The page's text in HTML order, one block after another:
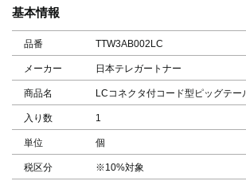
基本情報
品番 TTW3AB002LC
メーカー 日本テレガートナー
商品名 LCコネクタ付コード型ピッグテー
入り数 1
単位 個
税区分 ※10%対象